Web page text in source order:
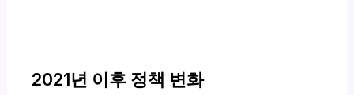
2021년 이후 정책 변화